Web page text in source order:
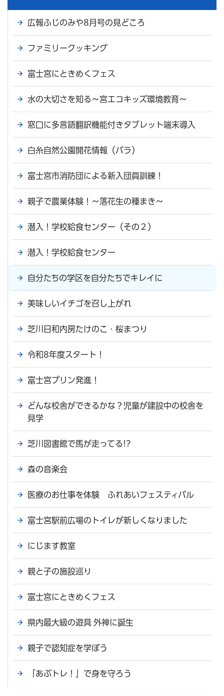
広報ふじのみや8月号の見どころ
ファミリークッキング
富士宮にときめくフェス
水の大切さを知る～宮エコキッズ環境教育～
窓口に多言語翻訳機能付きタブレット端末導入
白糸自然公園開花情報（バラ）
富士宮市消防団による新入団員訓練！
親子で農業体験！～落花生の種まき～
潜入！学校給食センター（その２）
潜入！学校給食センター
自分たちの学区を自分たちでキレイに
美味しいイチゴを召し上がれ
芝川日和内房たけのこ・桜まつり
令和8年度スタート！
富士宮プリン発進！
どんな校舎ができるかな？児童が建設中の校舎を
見学
芝川図書館で馬が走ってる!?
森の音楽会
医療のお仕事を体験 ふれあいフェスティバル
富士宮駅前広場のトイレが新しくなりました
にじます教室
親と子の施設巡り
富士宮にときめくフェス
県内最大級の遊具 外神に誕生
親子で認知症を学ぼう
「あぶトレ！」で身を守ろう